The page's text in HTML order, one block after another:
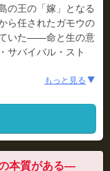
の王の「嫁」となる
ら任されたガモウの
ていた――命と生の意
サバイバル・スト
もっと見る
本質がある―